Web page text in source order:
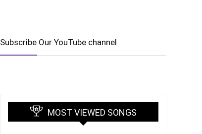
Subscribe Our YouTube channel
MOST VIEWED SONGS